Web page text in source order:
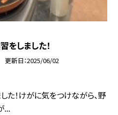
しました！
更新日 2025/06/02
た！けがに気をつけながら、野
...